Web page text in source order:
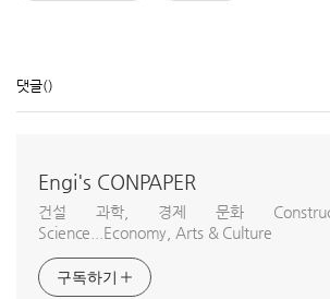
댓글()
Engi's CONPAPER
건설 과학, 경제 문화
Science...Economy, Arts & Culture
구독하기